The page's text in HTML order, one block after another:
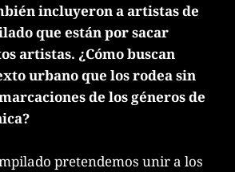
incluyeron a artistas de
que están por sacar
artistas. ¿Cómo buscan
urbano que los rodea sin
de los géneros de
pretendemos unir a los